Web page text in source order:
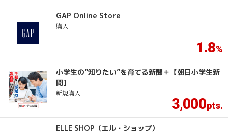
GAP Online Store
購入
1.8
小学生の“知りたい”を育てる新聞＋【朝日小学生新
聞】
新規購入
3,000
ELLE SHOP（エル・ショップ）